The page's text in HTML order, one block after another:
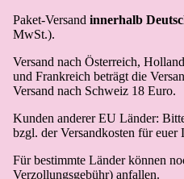
Paket-Versand innerhalb
MwSt.).
Versand nach Österreich,
und Frankreich beträgt die
Versand nach Schweiz 18 Euro.
Kunden anderer EU Länder:
bzgl. der Versandkosten für euer
Für bestimmte Länder können
Verzollungsgebühr) anfallen.